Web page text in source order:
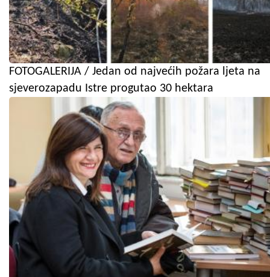
FOTOGALERIJA / Jedan od najvećih požara ljeta na
sjeverozapadu Istre progutao 30 hektara